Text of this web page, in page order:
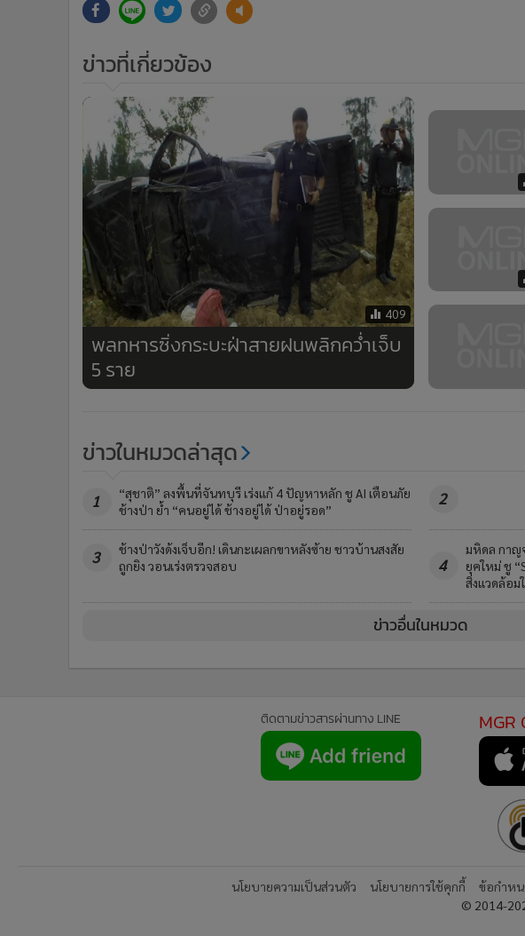
ข่าวที่เกี่ยวข้อง
409
พลทหารซิ่งกระบะฝ่าสายฝนพลิกคว่ำเจ็บ
5 ราย
ข่าวในหมวดล่าสุด
1
“สุชาติ” ลงพื้นที่จันทบุรี เร่งแก้ 4 ปัญหาหลัก ชู AI เตือนภัย
ช้างป่า ย้ำ “คนอยู่ได้ ช้างอยู่ได้ ป่าอยู่รอด”
2
3
ช้างป่าวังด้งเจ็บอีก! เดินกะเผลกขาหลังซ้าย ชาวบ้านสงสัย
ถูกยิง วอนเร่งตรวจสอบ
4
มหิดล กาญ
ยุคใหม่ ชู
สิ่งแวดล้อม
ข่าวอื่นในหมวด
ติดตามข่าวสารผ่านทาง LINE
นโยบายความเป็นส่วนตัว นโยบายการใช้คุกกี้ ข้อกำหน
© 2014-